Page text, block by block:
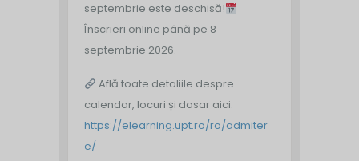
septembrie este deschisă!
Înscrieri online până pe 8
septembrie 2026.
Află toate detaliile despre
calendar, locuri și dosar aici:
https://elearning.upt.ro/ro/admiter
e/